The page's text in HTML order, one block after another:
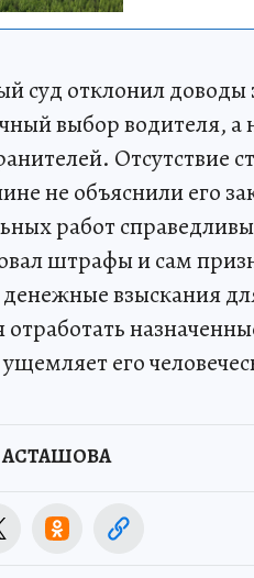
суд отклонил доводы
выбор водителя, а
Отсутствие
не объяснили его
работ
штрафы и сам
взыскания
отработать
его
АСТАШОВА